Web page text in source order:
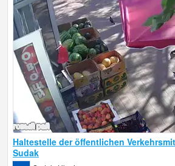
Haltestelle der öffentlichen
Sudak